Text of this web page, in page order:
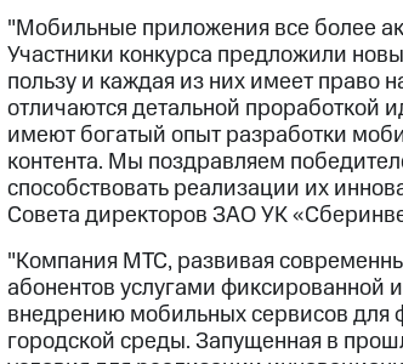
"Мобильные приложения все более
Участники конкурса предложили
пользу и каждая из них имеет
отличаются детальной проработкой
имеют богатый опыт разработки
контента. Мы поздравляем
способствовать реализации их
Совета директоров ЗАО УК
"Компания МТС, развивая
абонентов услугами фиксированной
внедрению мобильных сервисов
городской среды. Запущенная в